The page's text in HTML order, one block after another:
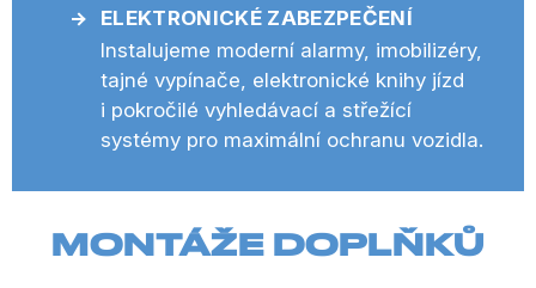
ELEKTRONICKÉ ZABEZPEČENÍ
Instalujeme moderní alarmy, imobilizéry,
tajné vypínače, elektronické knihy jízd
i pokročilé vyhledávací a střežící
systémy pro maximální ochranu vozidla.
MONTÁŽE DOPLŇKŮ